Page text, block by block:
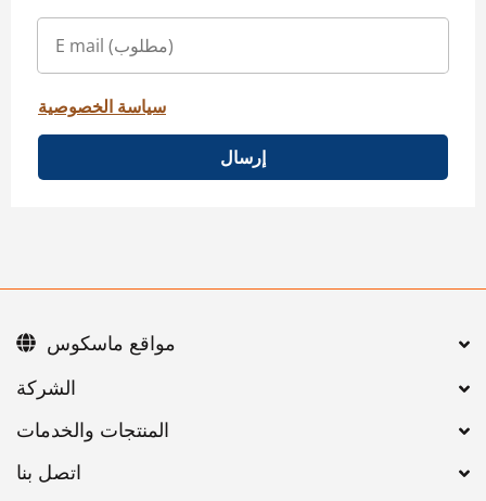
سياسة الخصوصية
إرسال
اتصل بنا
مواقع ماسكوس